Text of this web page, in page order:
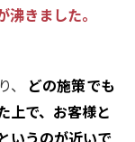
きました。
どの施策でも
上で、お客様と
いうのが近いで